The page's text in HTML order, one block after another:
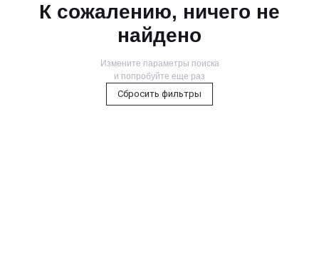
К сожалению, ничего не
найдено
Измените параметры поиска
и попробуйте еще раз
Сбросить фильтры